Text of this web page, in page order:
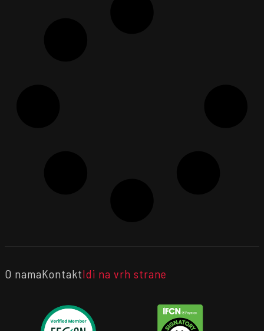
O namaKontaktIdi na vrh strane